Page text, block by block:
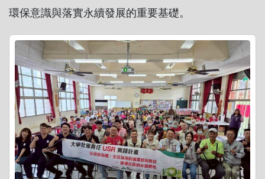
環保意識與落實永續發展的重要基礎。